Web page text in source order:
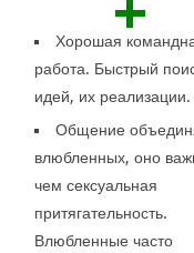
Хорошая
работа. Быстрый
идей, их реализации.
Общение
влюбленных, оно
чем сексуальная
притягательность.
Влюбленные часто